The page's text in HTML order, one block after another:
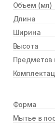
Объем (мл)
Длина
Ширина
Высота
Предметов
Форма
Мытье в